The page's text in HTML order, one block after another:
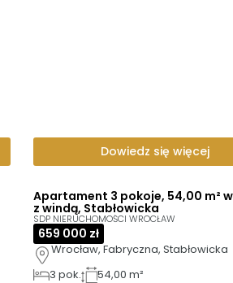
Dowiedz się więcej
Apartament 3 pokoje, 54,00 m²
z windą, Stabłowicka
SDP NIERUCHOMOŚCI WROCŁAW
659 000 zł
Wrocław, Fabryczna, Stabłowicka
3 pok. 54,00 m²